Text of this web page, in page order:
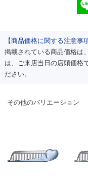
【商品価格に関する注意事
掲載されている商品価格は
は、ご来店当日の店頭価格
ださい。
その他のバリエーション